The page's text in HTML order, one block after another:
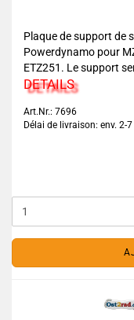
Plaque de support de
Powerdynamo pour
ETZ251. Le support
DETAILS
Art.Nr.: 7696
Délai de livraison: env. 2-